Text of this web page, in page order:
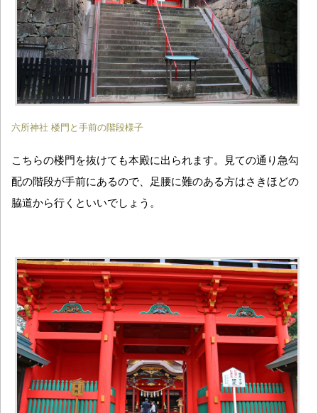
六所神社 楼門と手前の階段様子
こちらの楼門を抜けても本殿に出られます。見ての通り急勾
配の階段が手前にあるので、足腰に難のある方はさきほどの
脇道から行くといいでしょう。